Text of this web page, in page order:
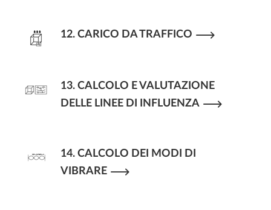
12. CARICO DA TRAFFICO
13. CALCOLO E VALUTAZIONE
DELLE LINEE DI INFLUENZA
14. CALCOLO DEI MODI DI
VIBRARE